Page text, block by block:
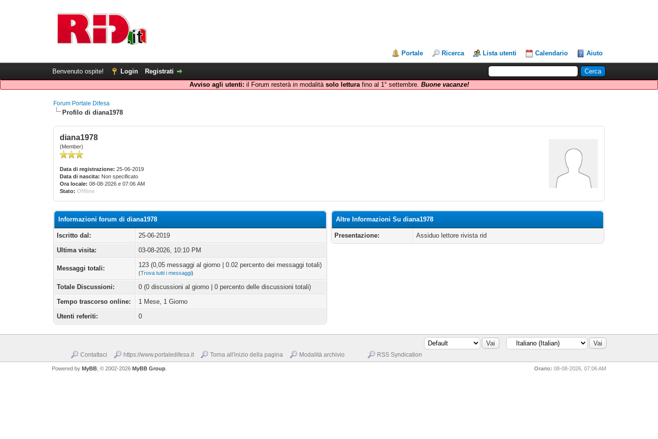
Portale Ricerca Lista utenti Calendario Aiuto
Benvenuto ospite! Login
Registrati
Avviso agli utenti: il Forum resterà in modalità solo letturafino al 1° settembre. Buone vacanze!
Forum Portale Difesa
Profilo di diana1978
diana1978
(Member)
Data di registrazione: 25-06-2019
Data di nascita: Non specificato
Ora locale: 08-08-2026 e 07:06 AM
Stato: Offline
Informazioni forum di diana1978
Iscritto dal:
25-06-2019
Ultima visita:
03-08-2026, 10:10 PM
Messaggi totali: 123 (0,05 messaggi al giorno | 0.02 percento dei messaggi totali)
(Trova tutti i messaggi)
Totale Discussioni:
0 (0 discussioni al giorno | 0 percento delle discussioni totali)
Tempo trascorso online:
1 Mese, 1 Giorno
Utenti referiti:
0
Altre Informazioni Su diana1978
Presentazione: Assiduo lettore rivista rid
Contattaci https://www.portaledifesa.it Torna all'inizio della pagina Modalità archivio RSS Syndication
Orario: 08-08-2026, 07:06 AM
Powered by MyBB, © 2002-2026 MyBB Group.